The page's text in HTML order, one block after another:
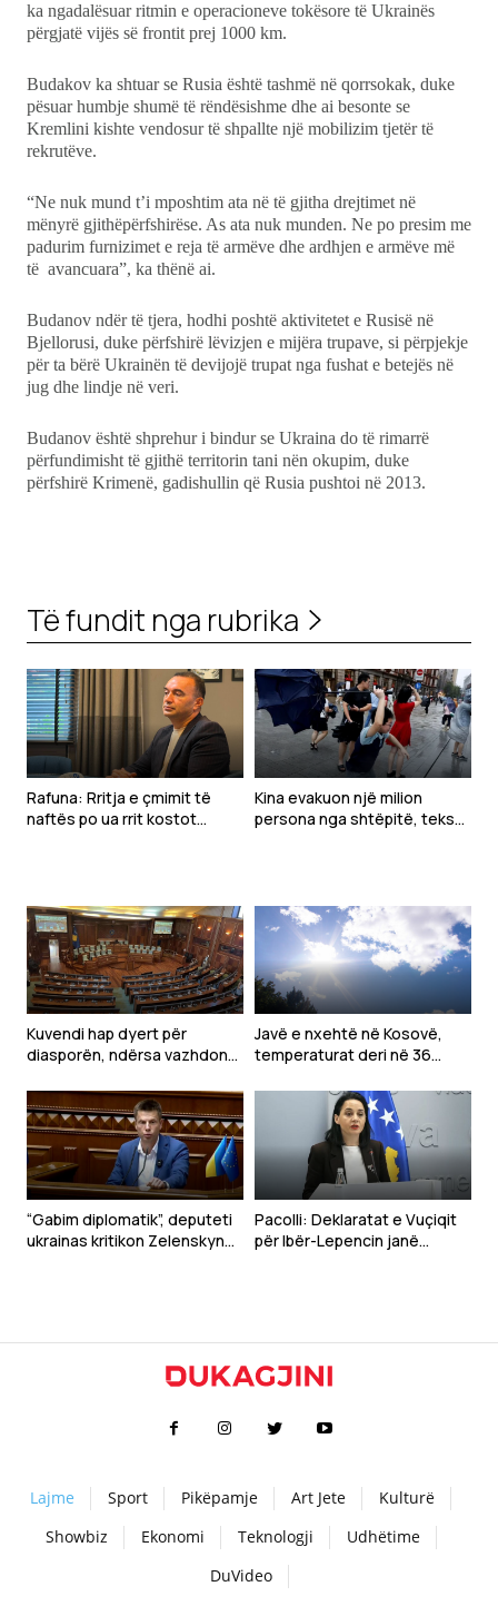
ka ngadalësuar ritmin e operacioneve tokësore të Ukrainës
përgjatë vijës së frontit prej 1000 km.
Budakov ka shtuar se Rusia është tashmë në qorrsokak, duke
pësuar humbje shumë të rëndësishme dhe ai besonte se
Kremlini kishte vendosur të shpallte një mobilizim tjetër të
rekrutëve.
“Ne nuk mund t’i mposhtim ata në të gjitha drejtimet në
mënyrë gjithëpërfshirëse. As ata nuk munden. Ne po presim me
padurim furnizimet e reja të armëve dhe ardhjen e armëve më
të avancuara”, ka thënë ai.
Budanov ndër të tjera, hodhi poshtë aktivitetet e Rusisë në
Bjellorusi, duke përfshirë lëvizjen e mijëra trupave, si përpjekje
për ta bërë Ukrainën të devijojë trupat nga fushat e betejës në
jug dhe lindje në veri.
Budanov është shprehur i bindur se Ukraina do të rimarrë
përfundimisht të gjithë territorin tani nën okupim, duke
përfshirë Krimenë, gadishullin që Rusia pushtoi në 2013.
Të fundit nga rubrika
Rafuna: Rritja e çmimit të
naftës po ua rrit kostot
Kina evakuon një milion
persona nga shtëpitë, teksa
Kuvendi hap dyert për
diasporën, ndërsa vazhdon
Javë e nxehtë në Kosovë,
temperaturat deri në 36
“Gabim diplomatik”, deputeti
ukrainas kritikon Zelenskyn
Pacolli: Deklaratat e Vuçiqit
për Ibër-Lepencin janë
Lajme Sport Pikëpamje Art Jete
Kulturë
Showbiz
Ekonomi Teknologji
Udhëtime
DuVideo